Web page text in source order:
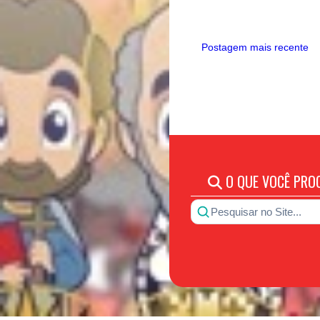
Postagem mais recente
O QUE VOCÊ
Pesquisar no Site...